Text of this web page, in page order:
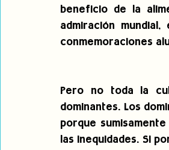
beneficio de la
admiración
conmemoraciones
Pero no toda la
dominantes. Los
porque
las inequidades. Si